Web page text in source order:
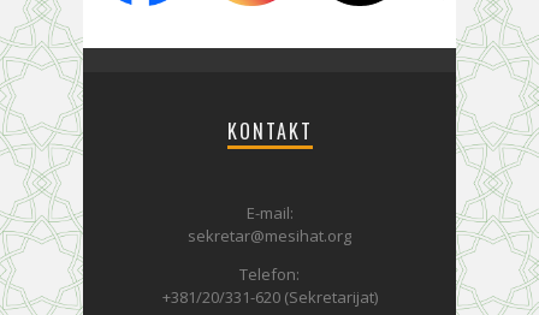
KONTAKT
E-mail:
sekretar@mesihat.org
Telefon:
+381/20/331-620 (Sekretarijat)